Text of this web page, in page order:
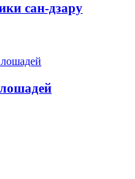
сан-дзару